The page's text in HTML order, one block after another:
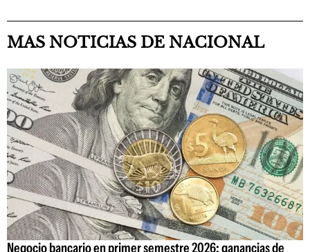
MAS NOTICIAS DE NACIONAL
Negocio bancario en primer semestre 2026: ganancias de